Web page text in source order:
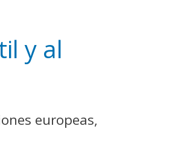
y al
europeas,